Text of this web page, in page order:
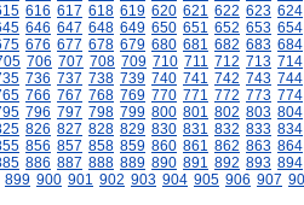
616 617 618 619 620 621 622 623 624
646 647 648 649 650 651 652 653 654
676 677 678 679 680 681 682 683 684
706 707 708 709 710 711 712 713 714
736 737 738 739 740 741 742 743 744
766 767 768 769 770 771 772 773 774
796 797 798 799 800 801 802 803 804
826 827 828 829 830 831 832 833 834
856 857 858 859 860 861 862 863 864
886 887 888 889 890 891 892 893 894
899 900 901 902 903 904 905 906 907